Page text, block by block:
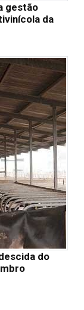
gestão
da
do